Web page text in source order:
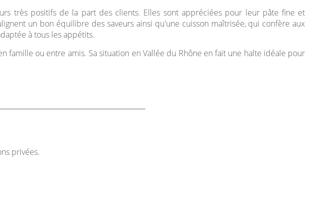
très positifs de la part des clients. Elles sont appréciées pour leur pâte fine et
un bon équilibre des saveurs ainsi qu'une cuisson maîtrisée, qui confère aux
à tous les appétits.
famille ou entre amis. Sa situation en Vallée du Rhône en fait une halte idéale pour
privées.